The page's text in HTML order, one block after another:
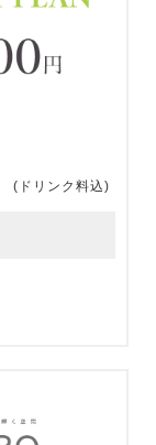
(ドリンク料込)